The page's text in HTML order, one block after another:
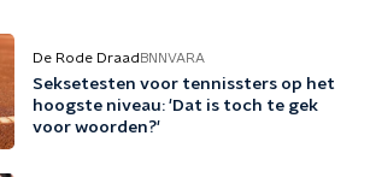
De Rode Draad BNNVARA
Seksetesten voor tennissters op het
hoogste niveau: 'Dat is toch te gek
voor woorden?'